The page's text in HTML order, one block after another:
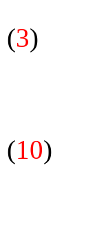
(3)
(10)